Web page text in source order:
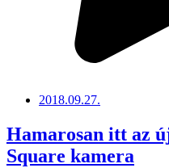
2018.09.27.
Hamarosan itt az
Square kamera